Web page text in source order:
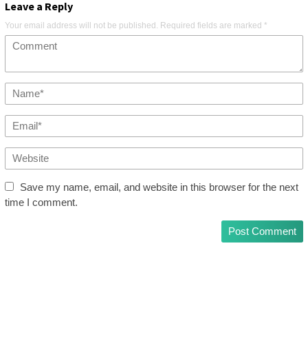
Leave a Reply
Your email address will not be published. Required fields are marked *
Save my name, email, and website in this browser for the next
time I comment.